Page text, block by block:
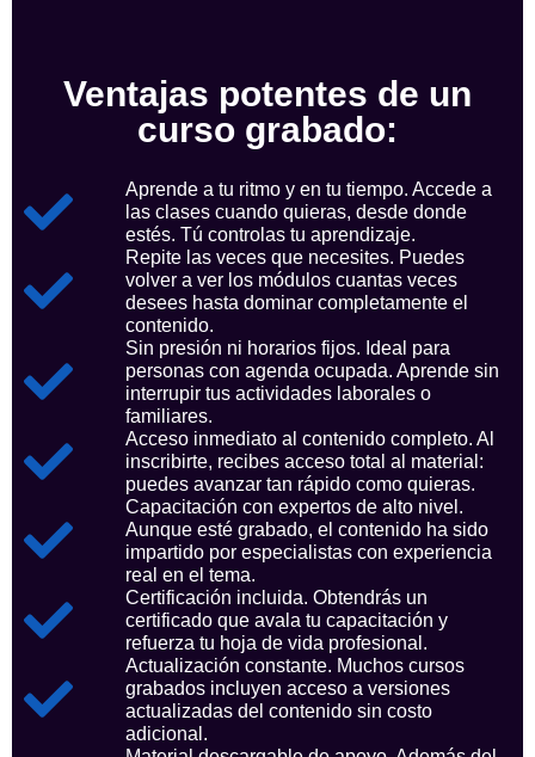
Ventajas potentes de un
curso grabado:
Aprende a tu ritmo y en tu tiempo. Accede a
las clases cuando quieras, desde donde
estés. Tú controlas tu aprendizaje.
Repite las veces que necesites. Puedes
volver a ver los módulos cuantas veces
desees hasta dominar completamente el
contenido.
Sin presión ni horarios fijos. Ideal para
personas con agenda ocupada. Aprende sin
interrupir tus actividades laborales o
familiares.
Acceso inmediato al contenido completo. Al
inscribirte, recibes acceso total al material:
puedes avanzar tan rápido como quieras.
Capacitación con expertos de alto nivel.
Aunque esté grabado, el contenido ha sido
impartido por especialistas con experiencia
real en el tema.
Certificación incluida. Obtendrás un
certificado que avala tu capacitación y
refuerza tu hoja de vida profesional.
Actualización constante. Muchos cursos
grabados incluyen acceso a versiones
actualizadas del contenido sin costo
adicional.